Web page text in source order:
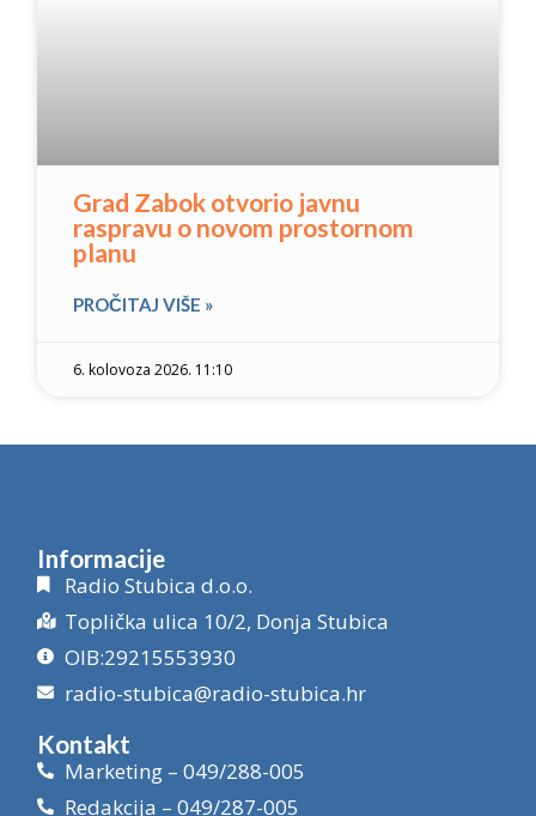
Grad Zabok otvorio javnu
raspravu o novom prostornom
planu
PROČITAJ VIŠE »
6. kolovoza 2026. 11:10
Informacije
Radio Stubica d.o.o.
Toplička ulica 10/2, Donja Stubica
OIB:29215553930
radio-stubica@radio-stubica.hr
Kontakt
Marketing – 049/288-005
Redakcija – 049/287-005